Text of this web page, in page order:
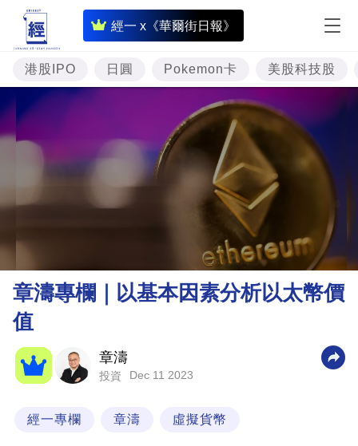
經一 x《華爾街日報》
即
時
財
經
題
理
業
科
港股IPO 日圓 Pokemon卡 美股科技股
章濤專欄｜以基本因素分析以太幣價
值
章濤
投資 Dec 11 2023
經一專欄 章濤 虛擬貨幣